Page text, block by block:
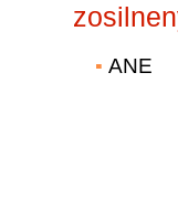
ANE